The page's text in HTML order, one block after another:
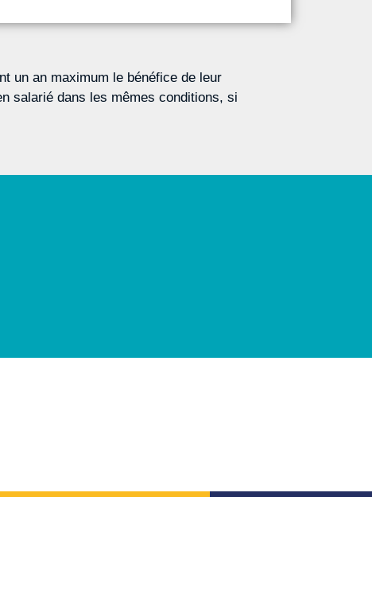
un an maximum le bénéfice de leur
salarié dans les mêmes conditions, si